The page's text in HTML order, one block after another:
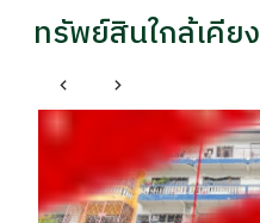
ทรัพย์สินใกล้เคียง